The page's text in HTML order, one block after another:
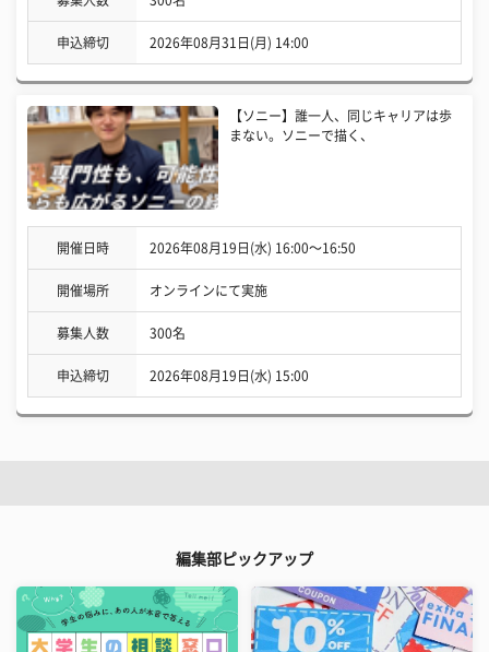
申込締切 2026年08月31日(月) 14:00
【ソニー】誰一人、同じキャリアは歩
まない。ソニーで描く、
開催日時 2026年08月19日(水) 16:00〜16:50
開催場所 オンラインにて実施
募集人数 300名
申込締切 2026年08月19日(水) 15:00
編集部ピックアップ